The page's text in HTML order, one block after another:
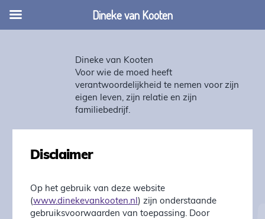
Dineke van Kooten
Voor wie de moed heeft
verantwoordelijkheid te nemen voor zijn
eigen leven, zijn relatie en zijn
familiebedrijf.
Disclaimer
Op het gebruik van deze website
(www.dinekevankooten.nl) zijn onderstaande
gebruiksvoorwaarden van toepassing. Door
Dineke van Kooten